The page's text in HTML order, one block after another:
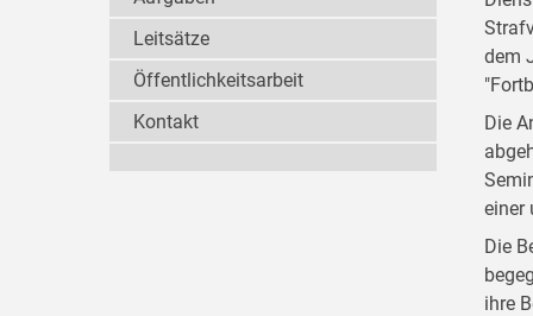
dem
Die
einer
Die
ihre
Leitsätze
Öffentlichkeitsarbeit
Kontakt